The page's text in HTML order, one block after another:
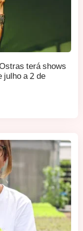
terá shows
julho a 2 de